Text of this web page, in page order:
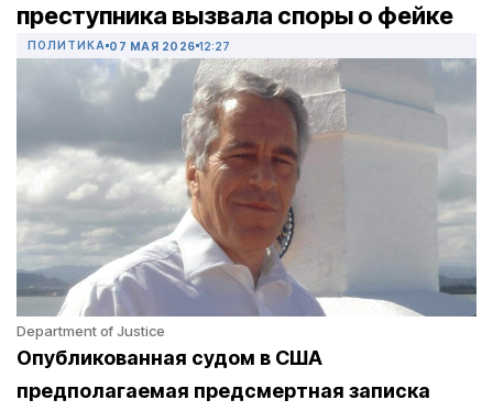
преступника вызвала споры о фейке
ПОЛИТИКА 07 МАЯ 2026 12:27
Department of Justice
Опубликованная судом в США
предполагаемая предсмертная записка